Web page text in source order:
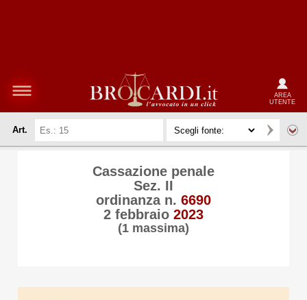
AREA
UTENTE
Art.
Cassazione penale
Sez. II
ordinanza n. 6690
2 febbraio 2023
(1 massima)